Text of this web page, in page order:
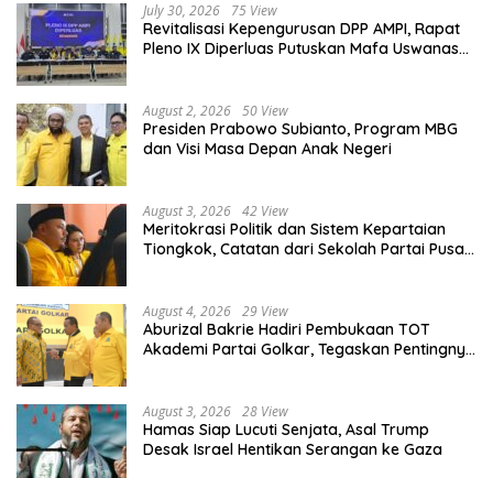
July 30, 2026 75 View
Revitalisasi Kepengurusan DPP AMPI, Rapat
Pleno IX Diperluas Putuskan Mafa Uswanas
August 2, 2026 50 View
Presiden Prabowo Subianto, Program MBG
dan Visi Masa Depan Anak Negeri
August 3, 2026 42 View
Meritokrasi Politik dan Sistem Kepartaian
Tiongkok, Catatan dari Sekolah Partai Pusat
August 4, 2026 29 View
Aburizal Bakrie Hadiri Pembukaan TOT
Akademi Partai Golkar, Tegaskan Pentingnya
August 3, 2026 28 View
Hamas Siap Lucuti Senjata, Asal Trump
Desak Israel Hentikan Serangan ke Gaza